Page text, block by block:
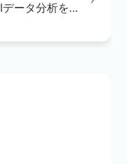
データ分析を